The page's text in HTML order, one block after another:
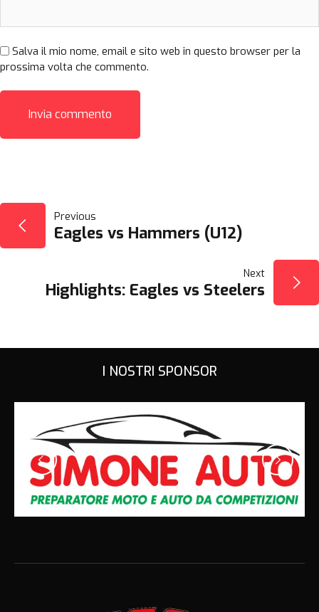
Salva il mio nome, email e sito web in questo browser per la
prossima volta che commento.
NAVIGAZIONE
ARTICOLI
Previous
Eagles vs Hammers (U12)
Next
Highlights: Eagles vs Steelers
I NOSTRI SPONSOR